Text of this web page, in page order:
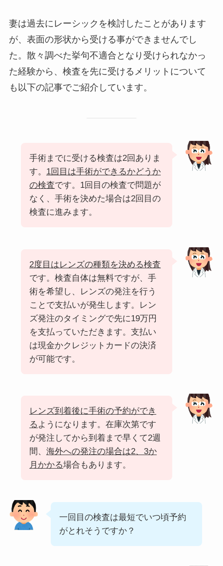
妻は過去にレーシックを検討したことがあります
が、表面の形状から受ける事ができませんでし
た。散々調べた挙句不適合となり受けられなかっ
た経験から、検査を先に受けるメリットについて
も以下の記事でご紹介しています。
手術までに受ける検査は2回ありま
す。 1回目は手術ができるかどうか
の検査です。1回目の検査で問題が
なく、手術を決めた場合は2回目の
検査に進みます。
2度目はレンズの種類を決める検査
です。検査自体は無料ですが、手
術を希望し、レンズの発注を行う
ことで支払いが発生します。レン
ズ発注のタイミングで先に19万円
を支払っていただきます。支払い
は現金かクレジットカードの決済
が可能です。
レンズ到着後に手術の予約ができ
る ようになります。在庫次第です
が発注してから到着まで早くて2週
間、 海外への発注の場合は2、3か
月かかる場合もあります。
一回目の検査は最短でいつ頃予約
がとれそうですか？